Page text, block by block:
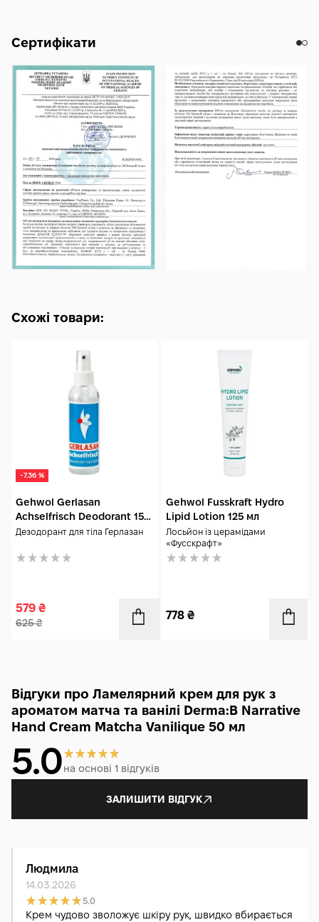
Сертифікати
Схожі товари:
-7.36 %
Gehwol Gerlasan
Achselfrisch Deodorant 150
мл
Дезодорант для тіла Герлазан
579 ₴
625₴
Gehwol Fusskraft Hydro
Lipid Lotion 125 мл
Лосьйон із церамідами
«Фусскрафт»
778 ₴
Відгуки про Ламелярний крем для рук з
ароматом матча та ванілі Derma:B Narrative
Hand Cream Matcha Vanilique 50 мл
5.0на основі 1 відгуків
ЗАЛИШИТИ ВІДГУК
Людмила
14.03.2026
5.0
Крем чудово зволожує шкіру рук, швидко вбирається